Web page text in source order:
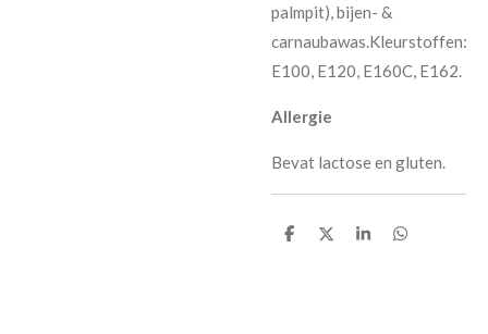
palmpit), bijen- &
carnaubawas.Kleurstoffen:
E100, E120, E160C, E162.
Allergie
Bevat lactose en gluten.
D
D
S
D